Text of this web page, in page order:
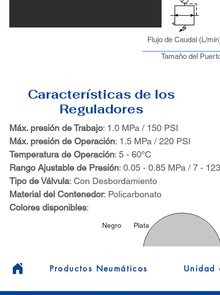
Flujo de Caudal (L/
Tamaño del
Características de los
Reguladores
Máx. presión de Trabajo: 1.0 MPa / 150 PSI
Máx. presión de Operación: 1.5 MPa / 220 PSI
Temperatura de Operación: 5 - 60ºC
Rango Ajustable de Presión: 0.05 - 0.85 MPa / 7 -
Tipo de Válvula: Con Desbordamiento
Material del Contenedor: Policarbonato
Colores disponibles:
Negro Plata
Productos Neumáticos Unidad